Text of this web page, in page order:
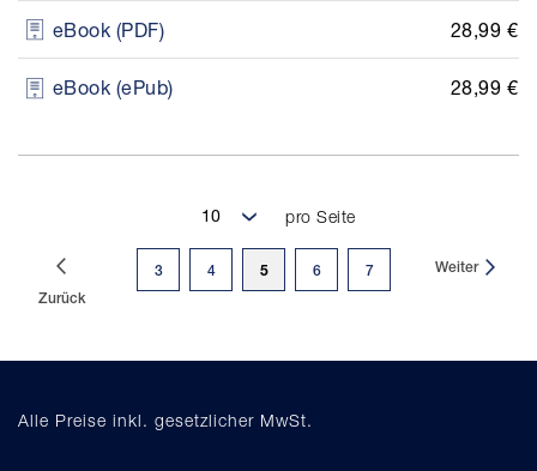
eBook (PDF) 28,99 €
eBook (ePub) 28,99 €
pro Seite
Seite
Zurück
Seite
3 Seite
4
Sie
Seite
5 Seite
6 Seite
7 Weiter
Alle Preise inkl. gesetzlicher MwSt.